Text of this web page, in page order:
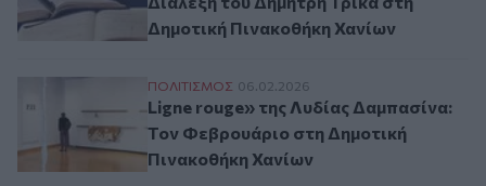
Δημοτική Πινακοθήκη Χανίων
Ligne rouge» της Λυδίας Δαμπασίνα: Τον
ΠΟΛΙΤΙΣΜΟΣ 06.02.2026
Ligne rouge» της Λυδίας Δαμπασίνα:
Τον Φεβρουάριο στη Δημοτική
Πινακοθήκη Χανίων